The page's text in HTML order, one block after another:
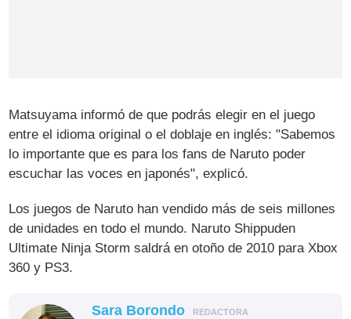
Matsuyama informó de que podrás elegir en el juego
entre el idioma original o el doblaje en inglés: "Sabemos
lo importante que es para los fans de Naruto poder
escuchar las voces en japonés", explicó.
Los juegos de Naruto han vendido más de seis millones
de unidades en todo el mundo. Naruto Shippuden
Ultimate Ninja Storm saldrá en otoño de 2010 para Xbox
360 y PS3.
Sara Borondo REDACTORA